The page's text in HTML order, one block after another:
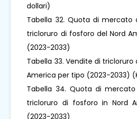
dollari)
Tabella 32. Quota di mercato
tricloruro di fosforo del Nord
(2023-2033)
Tabella 33. Vendite di tricloruro
America per tipo (2023-2033)
Tabella 34. Quota di
tricloruro di fosforo in Nord
(2023-2033)